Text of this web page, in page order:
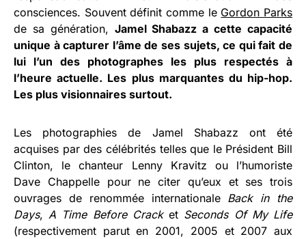
consciences. Souvent définit comme le Gordon Parks
de sa génération, Jamel Shabazz a cette capacité
unique à capturer l’âme de ses sujets, ce qui fait de
lui l’un des photographes les plus respectés à
l’heure actuelle. Les plus marquantes du hip-hop.
Les plus visionnaires surtout.
Les photographies de Jamel Shabazz ont été
acquises par des célébrités telles que le Président Bill
Clinton, le chanteur Lenny Kravitz ou l’humoriste
Dave Chappelle pour ne citer qu’eux et ses trois
ouvrages de renommée internationale Back in the
Days, A Time Before Cracket Seconds Of My Life
(respectivement parut en 2001, 2005 et 2007 aux